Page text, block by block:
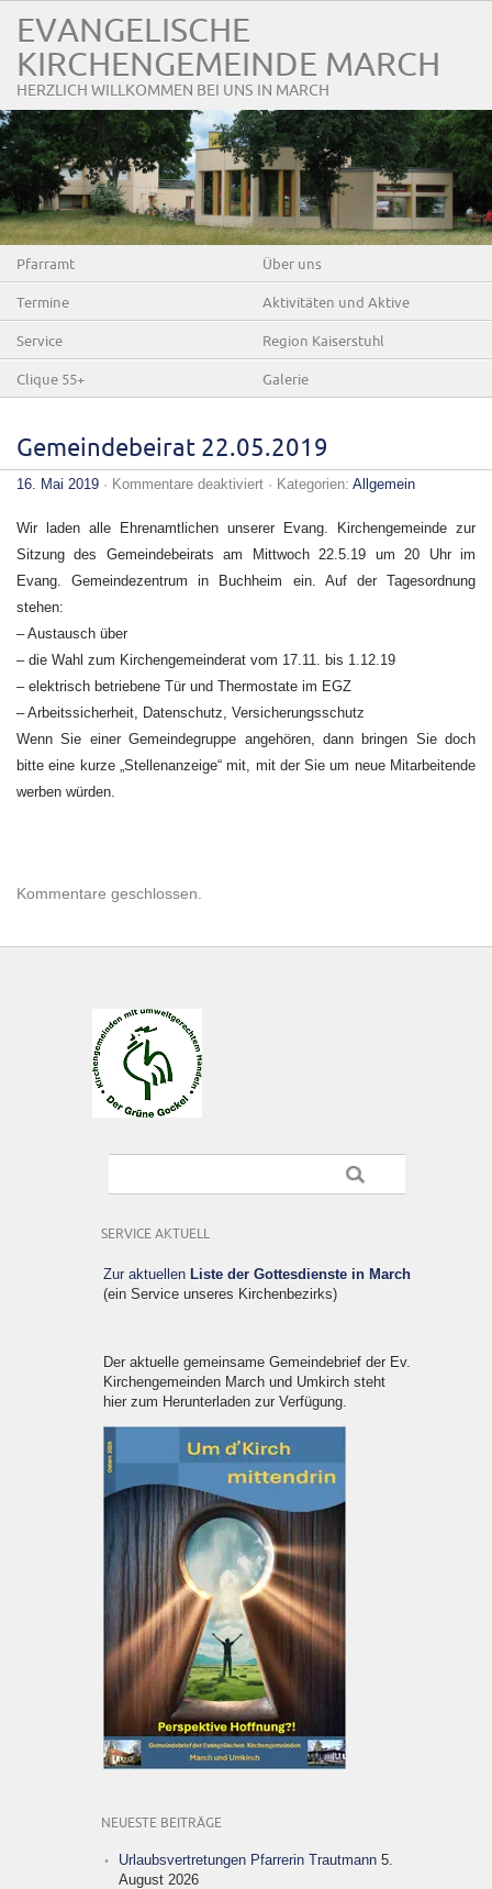
EVANGELISCHE
KIRCHENGEMEINDE MARCH
HERZLICH WILLKOMMEN BEI UNS IN MARCH
Pfarramt Über uns
Termine Aktivitäten und Aktive
Service Region Kaiserstuhl
Clique 55+ Galerie
Gemeindebeirat 22.05.2019
16. Mai 2019 · Kommentare deaktiviertfür· Kategorien: Allgemein
Wir laden alle Ehrenamtlichen unserer Evang. Kirchengemeinde zur
Sitzung des Gemeindebeirats am Mittwoch 22.5.19 um 20 Uhr im
Evang. Gemeindezentrum in Buchheim ein. Auf der Tagesordnung
stehen:
– Austausch über
– die Wahl zum Kirchengemeinderat vom 17.11. bis 1.12.19
– elektrisch betriebene Tür und Thermostate im EGZ
– Arbeitssicherheit, Datenschutz, Versicherungsschutz
Wenn Sie einer Gemeindegruppe angehören, dann bringen Sie doch
bitte eine kurze „Stellenanzeige“ mit, mit der Sie um neue Mitarbeitende
werben würden.
Kommentare geschlossen.
SERVICE AKTUELL
Zur aktuellen Liste der Gottesdienste in March
(ein Service unseres Kirchenbezirks)
Der aktuelle gemeinsame Gemeindebrief der Ev.
Kirchengemeinden March und Umkirch steht
hier zum Herunterladen zur Verfügung.
NEUESTE BEITRÄGE
Urlaubsvertretungen Pfarrerin Trautmann 5.
August 2026